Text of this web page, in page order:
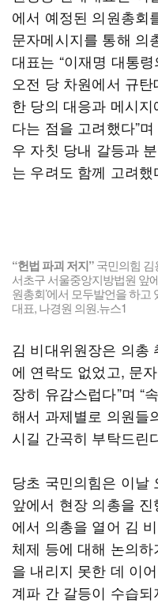
에서 예정된 의원총회
문자메시지를 통해 의
대표는 “이재명 대통
오전 당 차원에서 규
한 당의 대응과 메시
다는 점을 고려했다”
우 자칫 당내 갈등과
는 우려도 함께 고려했
“헌법 파괴 저지”국민의힘
서초구 서울중앙지방법원 앞
원총회’에서 모두발언을 하고
대표, 나경원 의원.뉴스1
김 비대위원장은 의총
에 연락도 없었고, 문
장히 유감스럽다”며 “
해서 과제별로 의원들
시길 간곡히 부탁드린
당초 국민의힘은 이날
앞에서 현장 의총을
에서 의총을 열어 김
체제 등에 대해 논의
을 내리지 못한 데 이
계파 간 갈등이 수습